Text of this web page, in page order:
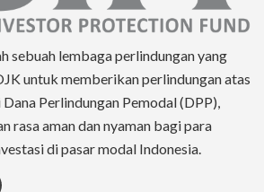
sebuah lembaga perlindungan yang
untuk memberikan perlindungan atas
Perlindungan Pemodal (DPP),
rasa aman dan nyaman bagi para
di pasar modal Indonesia.